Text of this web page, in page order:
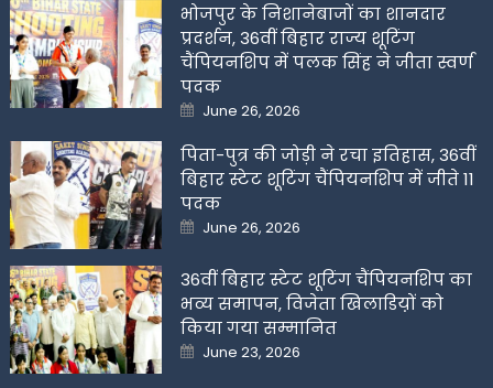
भोजपुर के निशानेबाजों का शानदार
प्रदर्शन, 36वीं बिहार राज्य शूटिंग
चैंपियनशिप में पलक सिंह ने जीता स्वर्ण
पदक
Posted
on
June 26, 2026
पिता-पुत्र की जोड़ी ने रचा इतिहास, 36वीं
बिहार स्टेट शूटिंग चैंपियनशिप में जीते 11
पदक
Posted
on
June 26, 2026
36वीं बिहार स्टेट शूटिंग चैंपियनशिप का
भव्य समापन, विजेता खिलाडिय़ों को
किया गया सम्मानित
Posted
on
June 23, 2026